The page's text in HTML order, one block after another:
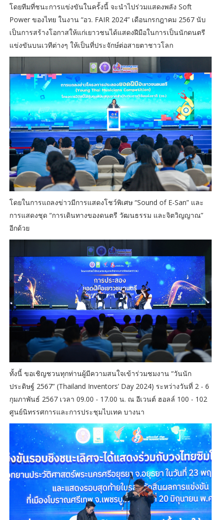
โดยทีมที่ชนะการแข่งขันในครั้งนี้ จะนำไปร่วมแสดงพลัง Soft
Power ของไทย ในงาน “อว. FAIR 2024” เดือนกรกฎาคม 2567 นับ
เป็นการสร้างโอกาสให้แก่เยาวชนได้แสดงฝีมือในการเป็นนักดนตรี
แข่งขันบนเวทีต่างๆ ให้เป็นที่ประจักษ์ต่อสายตาชาวโลก
โดยในการแถลงข่าวมีการแสดงโชว์พิเศษ “Sound of E-San” และ
การแสดงชุด “การเดินทางของดนตรี วัฒนธรรม และจิตวิญญาณ”
อีกด้วย
ทั้งนี้ ขอเชิญชวนทุกท่านผู้มีความสนใจเข้าร่วมชมงาน “วันนัก
ประดิษฐ์ 2567” (Thailand Inventors’ Day 2024) ระหว่างวันที่ 2 - 6
กุมภาพันธ์ 2567 เวลา 09.00 - 17.00 น. ณ อีเวนต์ ฮอลล์ 100 - 102
ศูนย์นิทรรศการและการประชุมไบเทค บางนา